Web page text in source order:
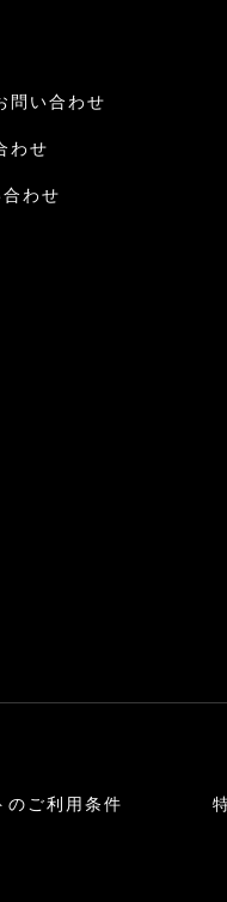
問い合わせ
わせ
わせ
のご利用条件